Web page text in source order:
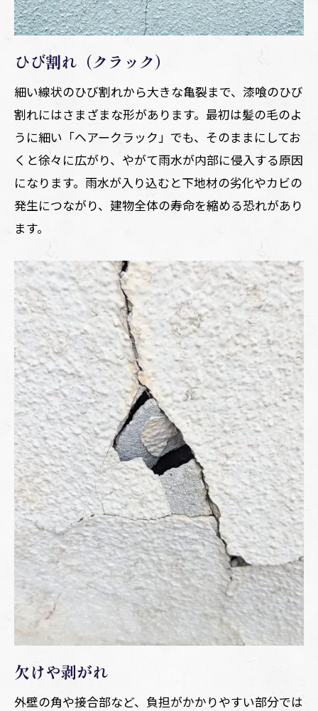
ひび割れ（クラック）
細い線状のひび割れから大きな亀裂まで、漆喰のひび
割れにはさまざまな形があります。最初は髪の毛のよ
うに細い「ヘアークラック」でも、そのままにしてお
くと徐々に広がり、やがて雨水が内部に侵入する原因
になります。雨水が入り込むと下地材の劣化やカビの
発生につながり、建物全体の寿命を縮める恐れがあり
ます。
欠けや剥がれ
外壁の角や接合部など、負担がかかりやすい部分では